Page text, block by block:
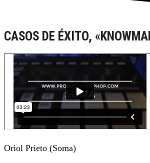
CASOS DE ÉXITO,
Oriol Prieto (Soma)